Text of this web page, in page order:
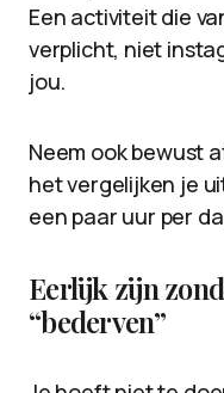
Een activiteit die
verplicht, niet
jou.
Neem ook bewust
het vergelijken je
een paar uur per
Eerlijk zijn
“bederven”